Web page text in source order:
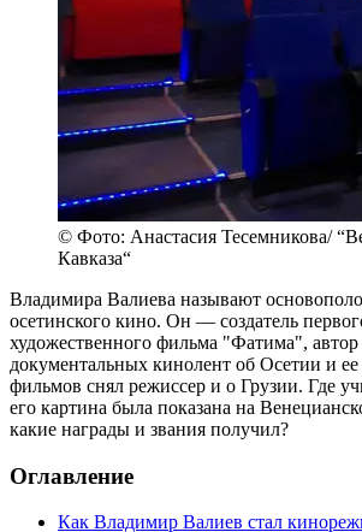
© Фото: Анастасия Тесемникова/
Кавказа“
Владимира Валиева называют
осетинского кино. Он — создатель
художественного фильма "Фатима",
документальных кинолент об Осетии и
фильмов снял режиссер и о Грузии. Где
его картина была показана на
какие награды и звания получил?
Оглавление
Как Владимир Валиев стал